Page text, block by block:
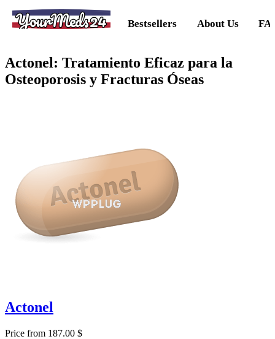
YourMeds24 Bestsellers About Us
Actonel: Tratamiento Eficaz para la
Osteoporosis y Fracturas Óseas
Actonel
Price from 187.00 $